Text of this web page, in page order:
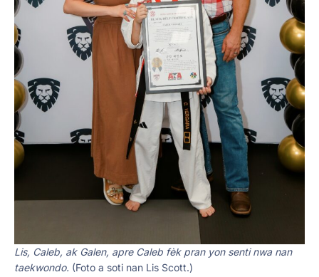
Lis, Caleb, ak Galen, apre Caleb fèk pran yon senti nwa nan
taekwondo. (Foto a soti nan Lis Scott.)